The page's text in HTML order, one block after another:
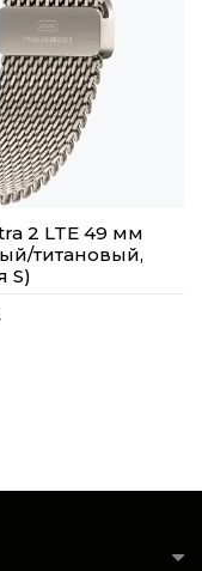
2 LTE 49 мм
титановый,
S)